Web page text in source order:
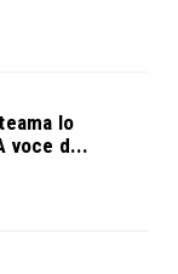
lo
voce d...